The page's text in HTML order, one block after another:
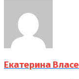
Екатерина